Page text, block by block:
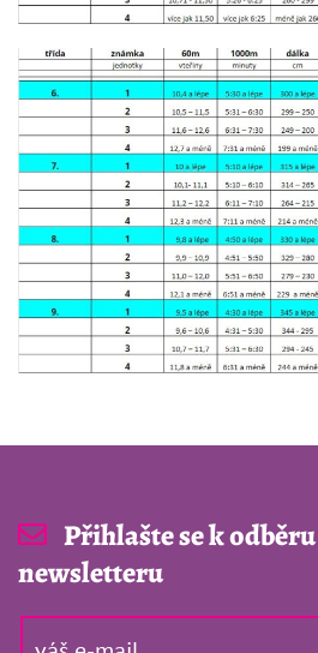
Přihlašte se k
newsletteru